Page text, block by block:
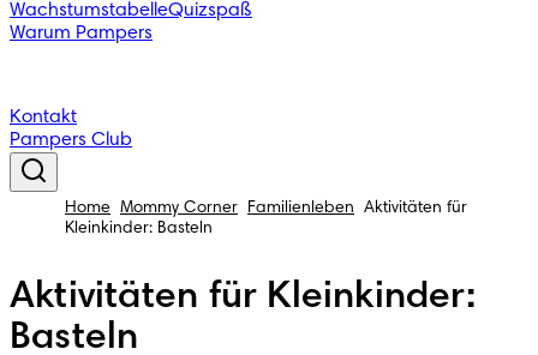
WachstumstabelleQuizspaß
Warum Pampers
Kontakt
Pampers Club
Home Mommy Corner Familienleben
Aktivitäten für
Kleinkinder: Basteln
Aktivitäten für Kleinkinder:
Basteln